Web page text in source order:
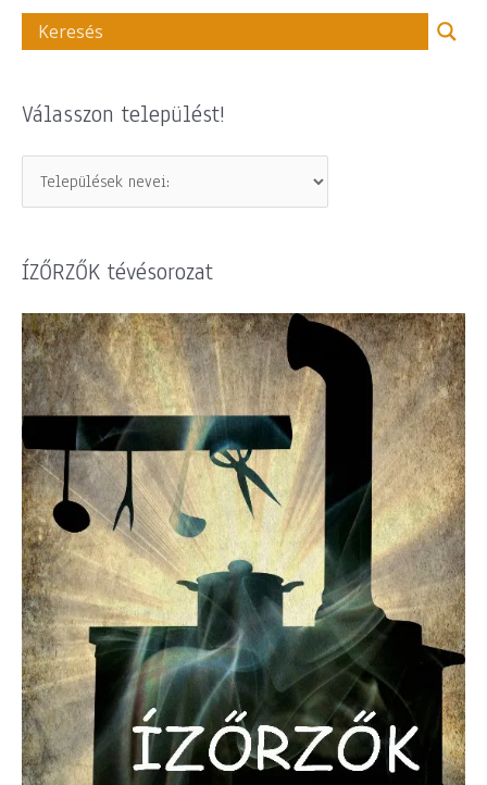
Válasszon települést!
ÍZŐRZŐK tévésorozat